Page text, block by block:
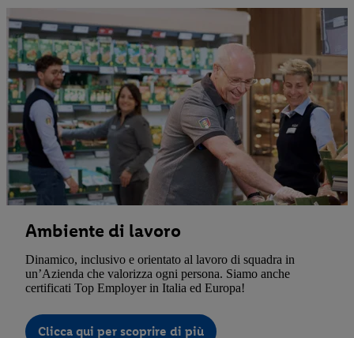
Ambiente di lavoro
Dinamico, inclusivo e orientato al lavoro di squadra in
un’Azienda che valorizza ogni persona. Siamo anche
certificati Top Employer in Italia ed Europa!
Clicca qui per scoprire di più